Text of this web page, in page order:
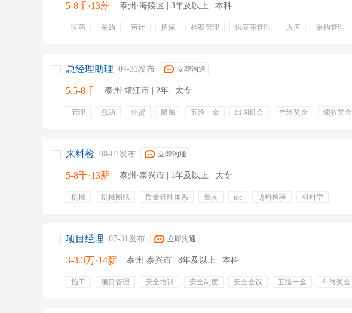
5-8千·13薪 泰州·海陵区 | 3年及以上 | 本科
医药 采购 审计 招标 档案管理 供应商管理 入库
采购管理
总经理助理 07-31发布 立即沟通
5.5-8千 泰州·靖江市 | 2年 | 大专
管理 总助 外贸 船舶 五险一金 出国机会 年终奖金
绩效奖金
来料检 08-01发布 立即沟通
5-8千·13薪 泰州·泰兴市 | 1年及以上 | 大专
机械 机械图纸 质量管理体系 量具 iqc 进料检验
材料学
项目经理 07-31发布 立即沟通
3-3.3万·14薪 泰州·泰兴市 | 8年及以上 | 本科
施工 项目管理 安全培训 安全制度 安全会议 五险一金
年终奖金